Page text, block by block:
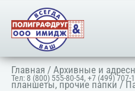
Тел: 8 (800) 555-80-54,+7 (499) 707-
Главная /Архивные и
планшеты, прочие папки/